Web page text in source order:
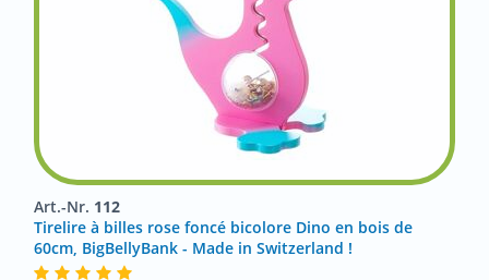
Art.-Nr. 112
Tirelire à billes rose foncé bicolore Dino en bois de
60cm, BigBellyBank - Made in Switzerland !